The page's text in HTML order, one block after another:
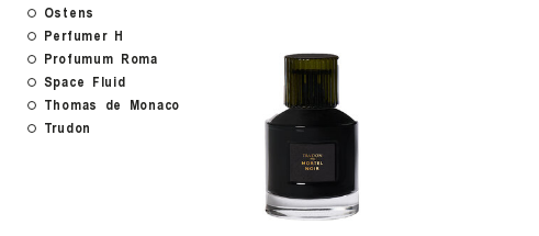
Ostens
Perfumer H
Profumum Roma
Space Fluid
Thomas de Monaco
Trudon